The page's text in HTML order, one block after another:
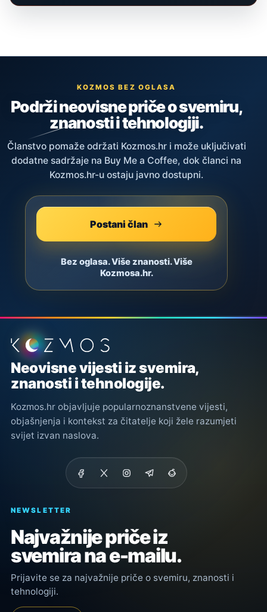
KOZMOS BEZ OGLASA
Podrži neovisne priče o svemiru,
znanosti i tehnologiji.
Članstvo pomaže održati Kozmos.hr i može uključivati
dodatne sadržaje na Buy Me a Coffee, dok članci na
Kozmos.hr-u ostaju javno dostupni.
Postani član
Bez oglasa. Više znanosti. Više
Kozmosa.hr.
Podnožje stranice
Neovisne vijesti iz svemira,
znanosti i tehnologije.
Kozmos.hr objavljuje popularnoznanstvene vijesti,
objašnjenja i kontekst za čitatelje koji žele razumjeti
svijet izvan naslova.
NEWSLETTER
Najvažnije priče iz
svemira na e-mailu.
Prijavite se za najvažnije priče o svemiru, znanosti i
tehnologiji.